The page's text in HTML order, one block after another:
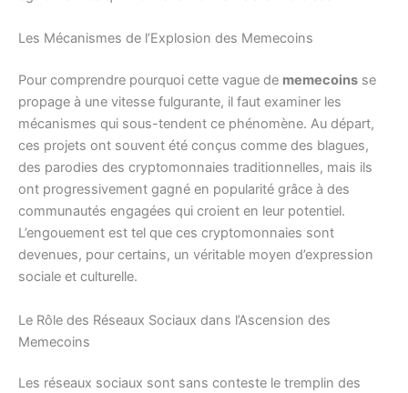
Les Mécanismes de l’Explosion des Memecoins
Pour comprendre pourquoi cette vague de memecoins se
propage à une vitesse fulgurante, il faut examiner les
mécanismes qui sous-tendent ce phénomène. Au départ,
ces projets ont souvent été conçus comme des blagues,
des parodies des cryptomonnaies traditionnelles, mais ils
ont progressivement gagné en popularité grâce à des
communautés engagées qui croient en leur potentiel.
L’engouement est tel que ces cryptomonnaies sont
devenues, pour certains, un véritable moyen d’expression
sociale et culturelle.
Le Rôle des Réseaux Sociaux dans l’Ascension des
Memecoins
Les réseaux sociaux sont sans conteste le tremplin des